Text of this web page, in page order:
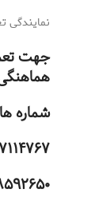
نمایندگی
جهت
شماره